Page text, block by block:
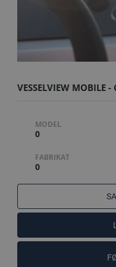
VESSELVIEW MOBILE
MODEL
0
FABRIKAT
0